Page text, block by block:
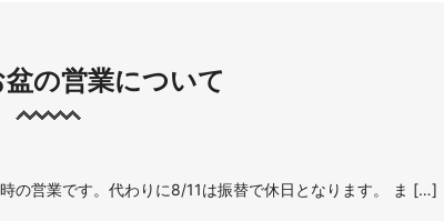
の営業について
の営業です。代わりに8/11は振替で休日となります。 ま […]